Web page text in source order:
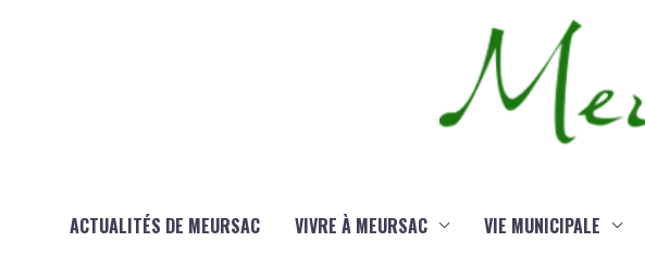
ACTUALITÉS DE MEURSAC VIVRE À MEURSAC VIE MUNICIPALE